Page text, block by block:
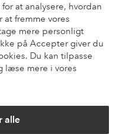
at analysere, hvordan
fremme vores
mere personligt
på Accepter giver du
Du kan tilpasse
læse mere i vores
alle